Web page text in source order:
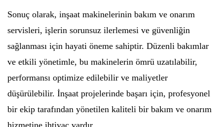
Sonuç olarak, inşaat makinelerinin bakım ve onarım
servisleri, işlerin sorunsuz ilerlemesi ve güvenliğin
sağlanması için hayati öneme sahiptir. Düzenli bakımlar
ve etkili yönetimle, bu makinelerin ömrü uzatılabilir,
performansı optimize edilebilir ve maliyetler
düşürülebilir. İnşaat projelerinde başarı için, profesyonel
bir ekip tarafından yönetilen kaliteli bir bakım ve onarım